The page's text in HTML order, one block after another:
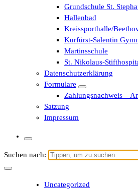
Grundschule St.
Hallenbad
Kreissporthalle/
Kurfürst-Salentin
Martinsschule
St. Nikolaus-
Datenschutzerklärung
Formulare
Zahlungsnachweis –
Satzung
Impressum
Suchen nach:
Uncategorized